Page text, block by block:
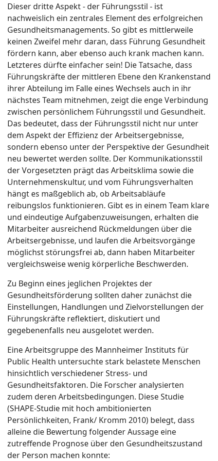
Dieser dritte Aspekt - der Führungsstil - ist
nachweislich ein zentrales Element des erfolgreichen
Gesundheitsmanagements. So gibt es mittlerweile
keinen Zweifel mehr daran, dass Führung Gesundheit
fördern kann, aber ebenso auch krank machen kann.
Letzteres dürfte einfacher sein! Die Tatsache, dass
Führungskräfte der mittleren Ebene den Krankenstand
ihrer Abteilung im Falle eines Wechsels auch in ihr
nächstes Team mitnehmen, zeigt die enge Verbindung
zwischen persönlichem Führungsstil und Gesundheit.
Das bedeutet, dass der Führungsstil nicht nur unter
dem Aspekt der Effizienz der Arbeitsergebnisse,
sondern ebenso unter der Perspektive der Gesundheit
neu bewertet werden sollte. Der Kommunikationsstil
der Vorgesetzten prägt das Arbeitsklima sowie die
Unternehmenskultur, und vom Führungsverhalten
hängt es maßgeblich ab, ob Arbeitsabläufe
reibungslos funktionieren. Gibt es in einem Team klare
und eindeutige Aufgabenzuweisungen, erhalten die
Mitarbeiter ausreichend Rückmeldungen über die
Arbeitsergebnisse, und laufen die Arbeitsvorgänge
möglichst störungsfrei ab, dann haben Mitarbeiter
vergleichsweise wenig körperliche Beschwerden.
Zu Beginn eines jeglichen Projektes der
Gesundheitsförderung sollten daher zunächst die
Einstellungen, Handlungen und Zielvorstellungen der
Führungskräfte reflektiert, diskutiert und
gegebenenfalls neu ausgelotet werden.
Eine Arbeitsgruppe des Mannheimer Instituts für
Public Health untersuchte stark belastete Menschen
hinsichtlich verschiedener Stress- und
Gesundheitsfaktoren. Die Forscher analysierten
zudem deren Arbeitsbedingungen. Diese Studie
(SHAPE-Studie mit hoch ambitionierten
Persönlichkeiten, Frank/ Kromm 2010) belegt, dass
alleine die Bewertung folgender Aussage eine
zutreffende Prognose über den Gesundheitszustand
der Person machen konnte: